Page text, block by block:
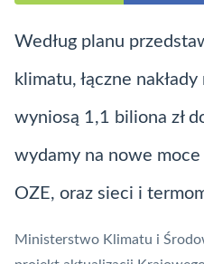
Według planu
klimatu, łączne
wyniosą 1,1 biliona zł
wydamy na nowe
OZE, oraz sieci i
Ministerstwo Klimatu i